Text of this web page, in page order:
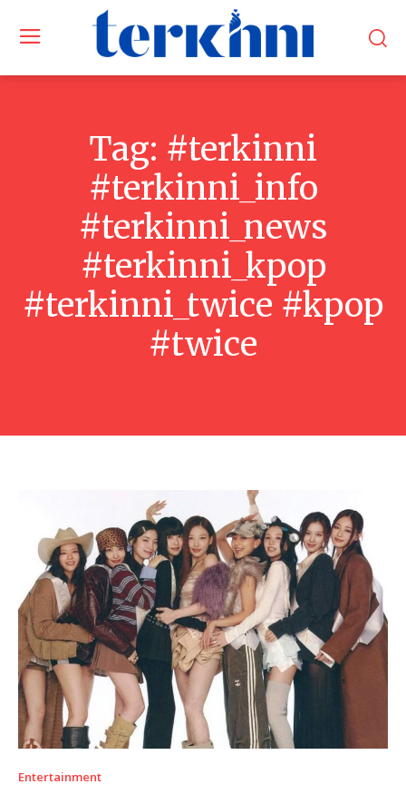
Tag: #terkinni
#terkinni_info
#terkinni_news
#terkinni_kpop
#terkinni_twice #kpop
#twice
Entertainment